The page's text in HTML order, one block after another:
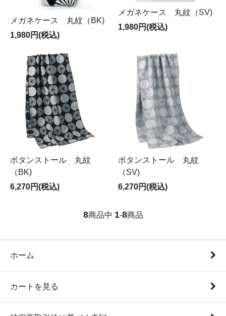
メガネケース 丸紋（BK)
1,980円(税込)
メガネケース 丸紋（SV)
1,980円(税込)
ボタンストール 丸紋
（BK)
6,270円(税込)
ボタンストール 丸紋
（SV)
6,270円(税込)
8商品中 1-8商品
ホーム
カートを見る